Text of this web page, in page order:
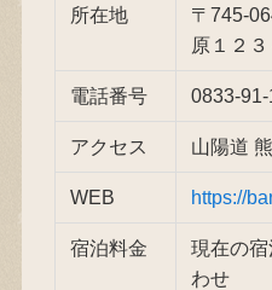
所在地
〒745-
原１２３
電話番号 0833-
アクセス 山陽道
WEB https://
宿泊料金
現在の
わせ